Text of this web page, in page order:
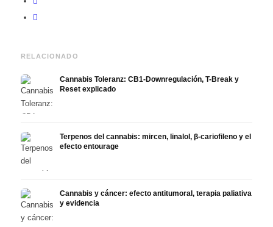
RELACIONADO
Cannabis Toleranz: CB1-Downregulación, T-Break y
Reset explicado
Terpenos del cannabis: mircen, linalol, β-cariofileno y el
efecto entourage
Cannabis y cáncer: efecto antitumoral, terapia paliativa
y evidencia